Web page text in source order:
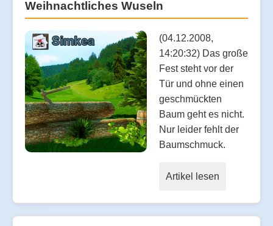
Weihnachtliches Wuseln
(04.12.2008,
14:20:32) Das große
Fest steht vor der
Tür und ohne einen
geschmückten
Baum geht es nicht.
Nur leider fehlt der
Baumschmuck.
Artikel lesen